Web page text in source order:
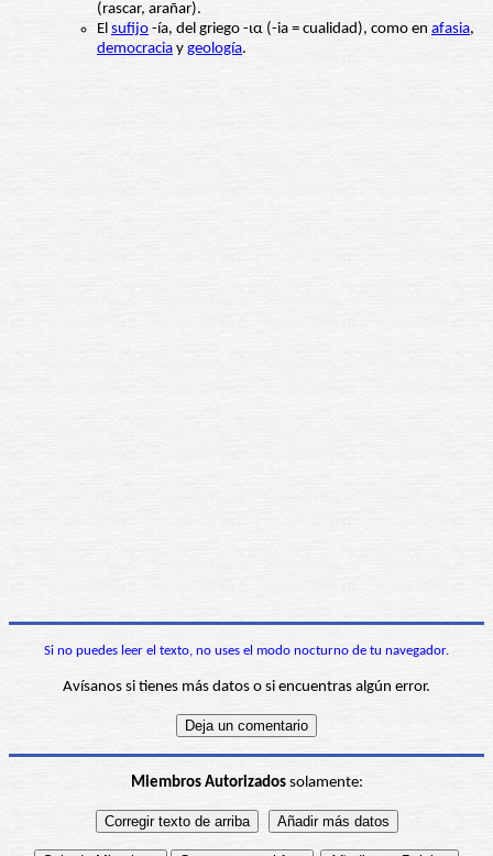
(rascar, arañar).
El sufijo -ía, del griego -ια (-ia = cualidad), como en afasia,
democracia y geología.
Si no puedes leer el texto, no uses el modo nocturno de tu navegador.
Avísanos si tienes más datos o si encuentras algún error.
Miembros Autorizadossolamente: